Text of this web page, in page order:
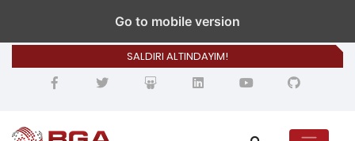
bilgi@bgasecurity.com
SALDIRI ALTINDAYIM!
Go to mobile version